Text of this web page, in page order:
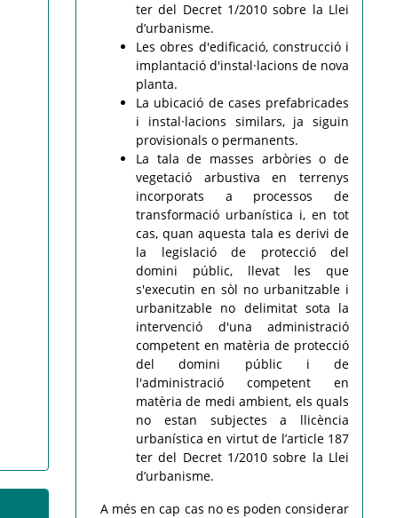
ter del Decret 1/2010 sobre la Llei
d’urbanisme.
Les obres d'edificació, construcció i
implantació d'instal·lacions de nova
planta.
La ubicació de cases prefabricades
i instal·lacions similars, ja siguin
provisionals o permanents.
La tala de masses arbòries o de
vegetació arbustiva en terrenys
incorporats a processos de
transformació urbanística i, en tot
cas, quan aquesta tala es derivi de
la legislació de protecció del
domini públic, llevat les que
s'executin en sòl no urbanitzable i
urbanitzable no delimitat sota la
intervenció d'una administració
competent en matèria de protecció
del domini públic i de
l'administració competent en
matèria de medi ambient, els quals
no estan subjectes a llicència
urbanística en virtut de l’article 187
ter del Decret 1/2010 sobre la Llei
d’urbanisme.
A més en cap cas no es poden considerar